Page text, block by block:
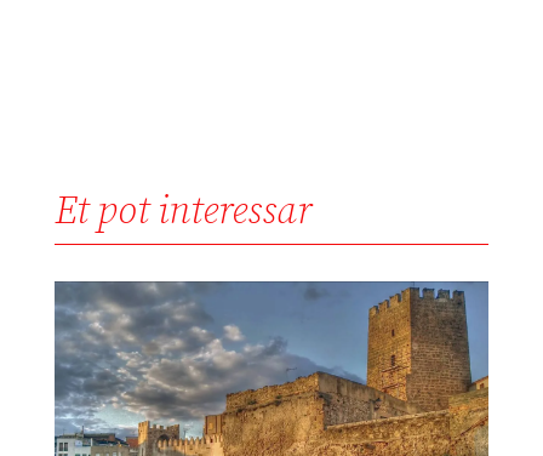
Et pot interessar